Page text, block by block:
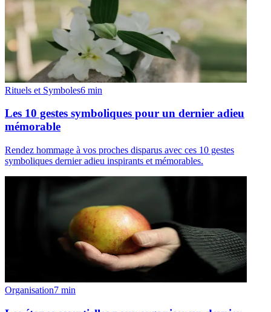
Rituels et Symboles6 min
Les 10 gestes symboliques pour un dernier adieu
mémorable
Rendez hommage à vos proches disparus avec ces 10 gestes
symboliques dernier adieu inspirants et mémorables.
Organisation7 min